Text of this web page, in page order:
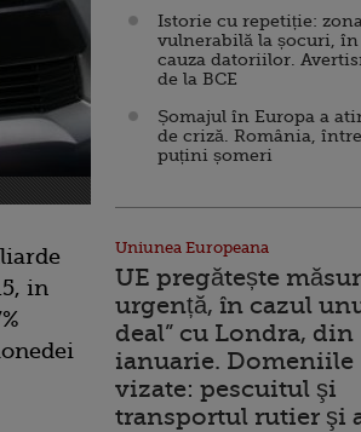
in
Istorie cu repetiție:
vulnerabilă la șocuri,
cauza datoriilor.
de la BCE
Șomajul în Europa a
de criză. România,
puțini șomeri
Uniunea Europeana
UE pregătește
urgență, în cazul
deal” cu Londra, din
ianuarie. Domeniile
vizate: pescuitul şi
transportul rutier şi